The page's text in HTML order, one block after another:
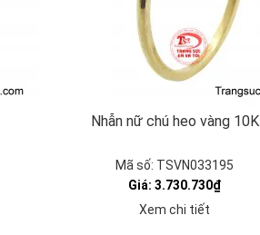
Nhẫn nữ chú heo vàng 10K
Mã số: TSVN033195
Giá: 3.730.730₫
Xem chi tiết